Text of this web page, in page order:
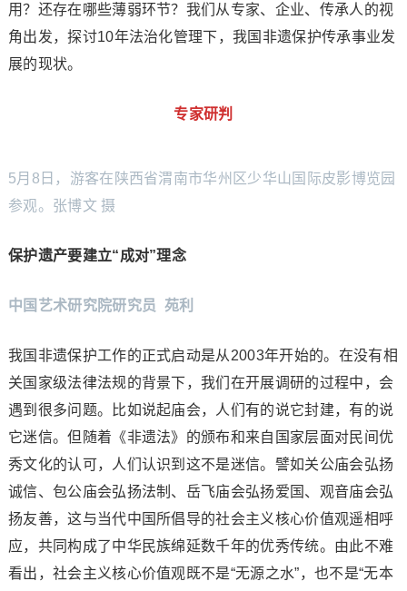
用？还存在哪些薄弱环节？我们从专家、企业、传承人的视
角出发，探讨10年法治化管理下，我国非遗保护传承事业发
展的现状。
专家研判
5月8日，游客在陕西省渭南市华州区少华山国际皮影博览园
参观。张博文 摄
保护遗产要建立“成对”理念
中国艺术研究院研究员 苑利
我国非遗保护工作的正式启动是从2003年开始的。在没有相
关国家级法律法规的背景下，我们在开展调研的过程中，会
遇到很多问题。比如说起庙会，人们有的说它封建，有的说
它迷信。但随着《非遗法》的颁布和来自国家层面对民间优
秀文化的认可，人们认识到这不是迷信。譬如关公庙会弘扬
诚信、包公庙会弘扬法制、岳飞庙会弘扬爱国、观音庙会弘
扬友善，这与当代中国所倡导的社会主义核心价值观遥相呼
应，共同构成了中华民族绵延数千年的优秀传统。由此不难
看出，社会主义核心价值观既不是“无源之水”，也不是“无本